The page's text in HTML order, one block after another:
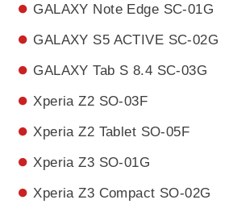
GALAXY Note Edge SC-01G
GALAXY S5 ACTIVE SC-02G
GALAXY Tab S 8.4 SC-03G
Xperia Z2 SO-03F
Xperia Z2 Tablet SO-05F
Xperia Z3 SO-01G
Xperia Z3 Compact SO-02G